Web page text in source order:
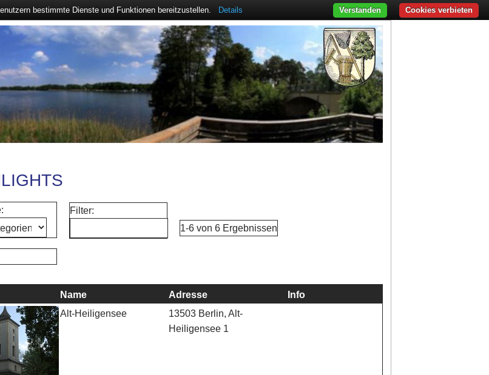
Filter:
1-6 von 6 Ergebnissen
Name Adresse Info
Alt-Heiligensee
13503 Berlin, Alt-
Heiligensee 1
bestimmte Dienste und Funktionen bereitzustellen. Details Cookies verbieten
Verstanden